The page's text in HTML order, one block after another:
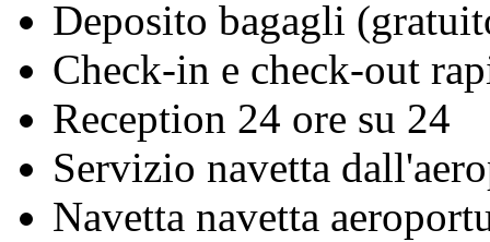
Deposito bagagli
Check-in e check-out
Reception 24 ore su 24
Servizio navetta
Navetta navetta